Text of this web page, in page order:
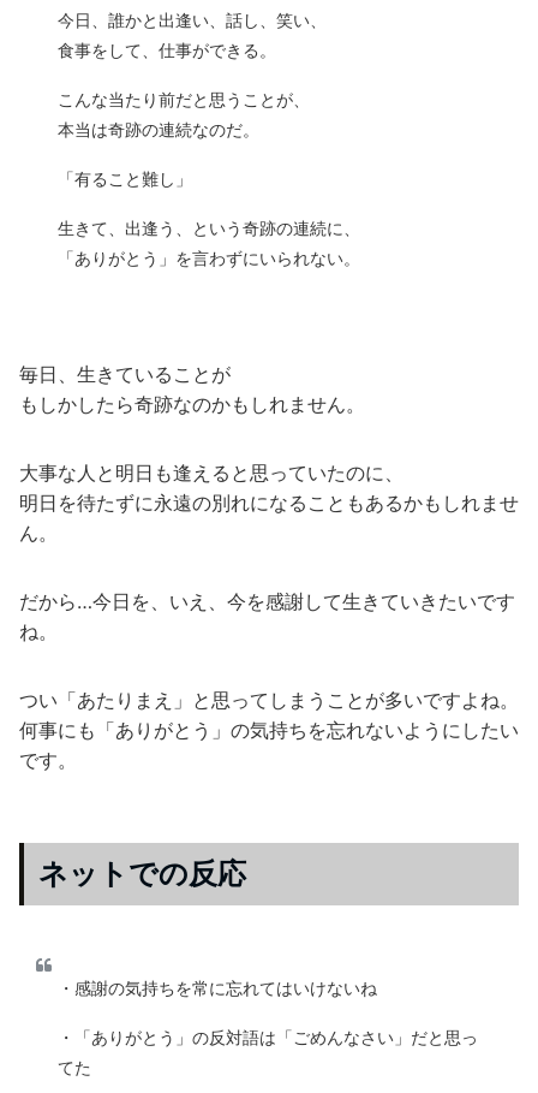
今日、誰かと出逢い、話し、笑い、
食事をして、仕事ができる。
こんな当たり前だと思うことが、
本当は奇跡の連続なのだ。
「有ること難し」
生きて、出逢う、という奇跡の連続に、
「ありがとう」を言わずにいられない。
毎日、生きていることが
もしかしたら奇跡なのかもしれません。
大事な人と明日も逢えると思っていたのに、
明日を待たずに永遠の別れになることもあるかもしれませ
ん。
だから…今日を、いえ、今を感謝して生きていきたいです
ね。
つい「あたりまえ」と思ってしまうことが多いですよね。
何事にも「ありがとう」の気持ちを忘れないようにしたい
です。
ネットでの反応
・感謝の気持ちを常に忘れてはいけないね
・「ありがとう」の反対語は「ごめんなさい」だと思っ
てた